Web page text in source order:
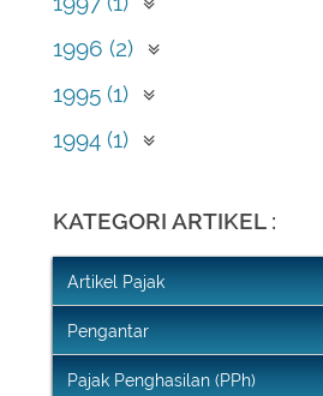
September (1)
1997 (1)
Mei (1)
1996 (2)
April (2)
1995 (1)
Desember (1)
KATEGORI ARTIKEL :
Artikel Pajak
Pengantar